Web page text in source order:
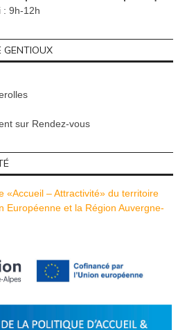
: 9h-12h
GENTIOUX
sur Rendez-vous
«Accueil – Attractivité» du territoire
Européenne et la Région Auvergne-